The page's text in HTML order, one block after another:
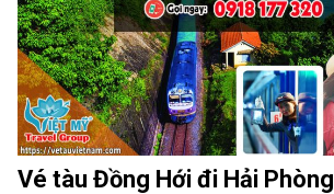
Vé tàu Đồng Hới đi Hải Phòng